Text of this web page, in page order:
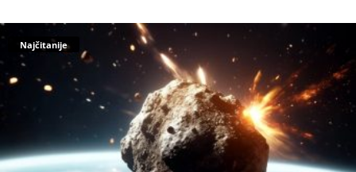
Najčitanije